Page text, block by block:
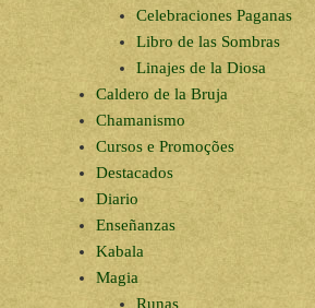
Celebraciones Paganas
Libro de las Sombras
Linajes de la Diosa
Caldero de la Bruja
Chamanismo
Cursos e Promoções
Destacados
Diario
Enseñanzas
Kabala
Magia
Runas